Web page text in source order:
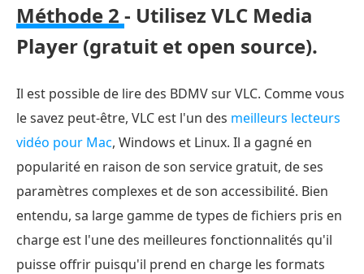
Méthode 2 - Utilisez VLC Media
Player (gratuit et open source).
Il est possible de lire des BDMV sur VLC. Comme vous
le savez peut-être, VLC est l'un des meilleurs lecteurs
vidéo pour Mac, Windows et Linux. Il a gagné en
popularité en raison de son service gratuit, de ses
paramètres complexes et de son accessibilité. Bien
entendu, sa large gamme de types de fichiers pris en
charge est l'une des meilleures fonctionnalités qu'il
puisse offrir puisqu'il prend en charge les formats